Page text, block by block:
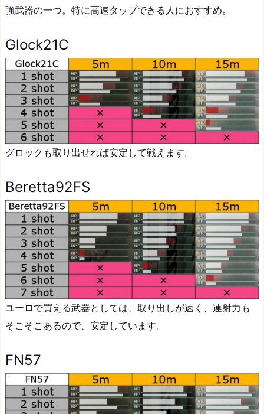
強武器の一つ。特に高速タップできる人におすすめ。
Glock21C
グロックも取り出せれば安定して戦えます。
Beretta92FS
ユーロで買える武器としては、取り出しが速く、連射力も
そこそこあるので、安定しています。
FN57